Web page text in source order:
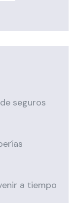
seguros
a tiempo